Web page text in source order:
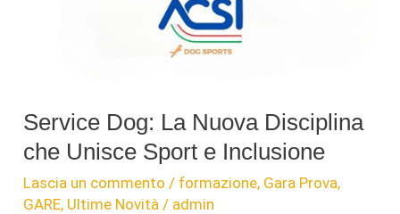
Service Dog: La Nuova Disciplina
che Unisce Sport e Inclusione
Lascia un commento / formazione, Gara Prova,
GARE, Ultime Novità / admin